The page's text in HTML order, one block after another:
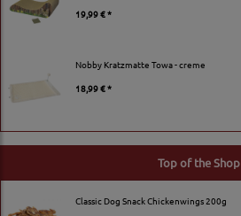
19,99 € *
Nobby Kratzmatte Towa - creme
18,99 € *
Top of the Shop
Classic Dog Snack Chickenwings 200g